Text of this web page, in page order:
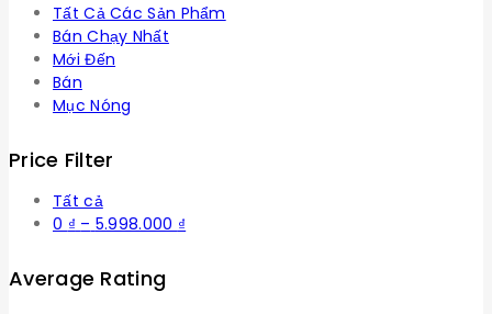
Tất Cả Các Sản Phẩm
Bán Chạy Nhất
Mới Đến
Bán
Mục Nóng
Price Filter
Tất cả
0 ₫ – 5.998.000 ₫
Average Rating